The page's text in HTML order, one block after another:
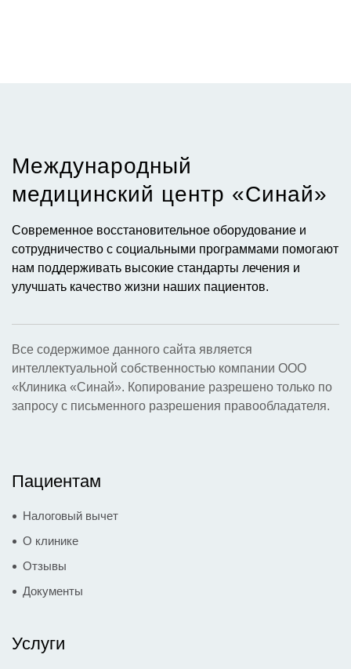
Международный
медицинский центр «Синай»​
Современное восстановительное оборудование и
сотрудничество с социальными программами помогают
нам поддерживать высокие стандарты лечения и
улучшать качество жизни наших пациентов.
Все содержимое данного сайта является
интеллектуальной собственностью компании ООО
«Клиника «Синай». Копирование разрешено только по
запросу с письменного разрешения правообладателя.
Пациентам
Налоговый вычет
О клинике
Отзывы
Документы
Услуги